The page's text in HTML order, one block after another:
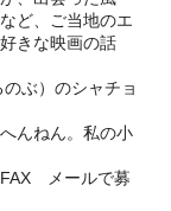
ど、ご当地のエ
きな映画の話
ぶ）のシャチョ
んねん。私の小
メールで募